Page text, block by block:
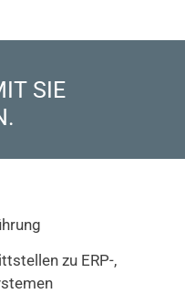
SIE
zu ERP-,